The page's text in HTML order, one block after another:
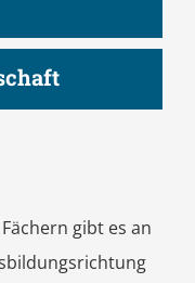
gibt es an